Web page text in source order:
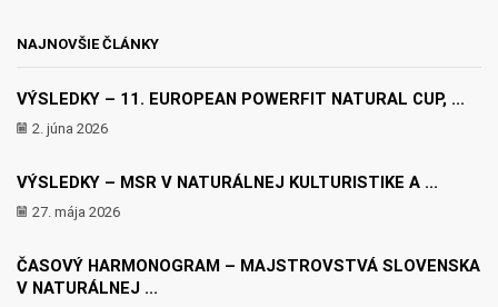
NAJNOVŠIE ČLÁNKY
VÝSLEDKY – 11. EUROPEAN POWERFIT NATURAL CUP, ...
2. júna 2026
VÝSLEDKY – MSR V NATURÁLNEJ KULTURISTIKE A ...
27. mája 2026
ČASOVÝ HARMONOGRAM – MAJSTROVSTVÁ SLOVENSKA
V NATURÁLNEJ ...